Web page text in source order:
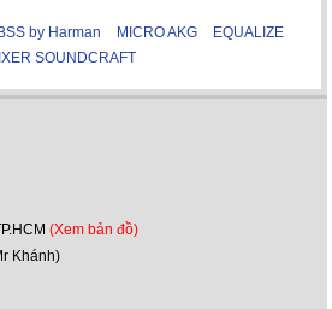
BSS by Harman MICRO AKG
EQUALIZE
SOUNDCRAFT
(Xem bản đồ)
Khánh)